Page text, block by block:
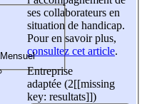
ses collaborateurs en
situation de handicap.
Pour en savoir plus,
consultez cet article.
Entreprise
adaptée (2[[missing
key: resultats]])